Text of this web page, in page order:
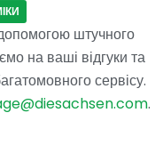
штучного
на ваші відгуки та
сервісу.
.